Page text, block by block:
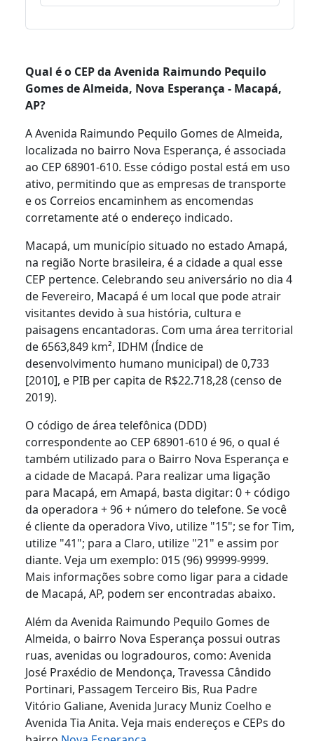
Qual é o CEP da Avenida Raimundo Pequilo
Gomes de Almeida, Nova Esperança - Macapá,
AP?
A Avenida Raimundo Pequilo Gomes de Almeida,
localizada no bairro Nova Esperança, é associada
ao CEP 68901-610. Esse código postal está em uso
ativo, permitindo que as empresas de transporte
e os Correios encaminhem as encomendas
corretamente até o endereço indicado.
Macapá, um município situado no estado Amapá,
na região Norte brasileira, é a cidade a qual esse
CEP pertence. Celebrando seu aniversário no dia 4
de Fevereiro, Macapá é um local que pode atrair
visitantes devido à sua história, cultura e
paisagens encantadoras. Com uma área territorial
de 6563,849 km², IDHM (Índice de
desenvolvimento humano municipal) de 0,733
[2010], e PIB per capita de R$22.718,28 (censo de
2019).
O código de área telefônica (DDD)
correspondente ao CEP 68901-610 é 96, o qual é
também utilizado para o Bairro Nova Esperança e
a cidade de Macapá. Para realizar uma ligação
para Macapá, em Amapá, basta digitar: 0 + código
da operadora + 96 + número do telefone. Se você
é cliente da operadora Vivo, utilize "15"; se for Tim,
utilize "41"; para a Claro, utilize "21" e assim por
diante. Veja um exemplo: 015 (96) 99999-9999.
Mais informações sobre como ligar para a cidade
de Macapá, AP, podem ser encontradas abaixo.
Além da Avenida Raimundo Pequilo Gomes de
Almeida, o bairro Nova Esperança possui outras
ruas, avenidas ou logradouros, como: Avenida
José Praxédio de Mendonça, Travessa Cândido
Portinari, Passagem Terceiro Bis, Rua Padre
Vitório Galiane, Avenida Juracy Muniz Coelho e
Avenida Tia Anita. Veja mais endereços e CEPs do